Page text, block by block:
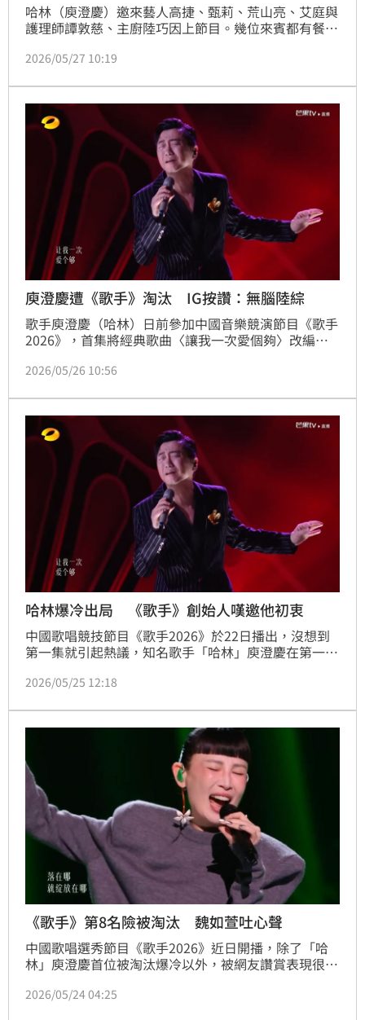
哈林（庾澄慶）邀來藝人高捷、甄莉、荒山亮、艾庭與
護理師譚敦慈、主廚陸巧因上節目。幾位來賓都有餐飲
果？」，過程中只有艾庭選了「○」，哈林看了笑說
2026/05/27 10:19
庾澄慶遭《歌手》淘汰 IG按讚：無腦陸綜
歌手庾澄慶（哈林）日前參加中國音樂競演節目《歌手
2026》，首集將經典歌曲〈讓我一次愛個夠〉改編成
遭淘汰的歌手，引發不少歌迷替他抱不平。沒想到，近
2026/05/26 10:56
哈林爆冷出局 《歌手》創始人嘆邀他初衷
中國歌唱競技節目《歌手2026》於22日播出，沒想到
第一集就引起熱議，知名歌手「哈林」庾澄慶在第一期
演、創始人洪濤表示，「請哈林哥是來豎旗的，來說薑
2026/05/25 12:18
《歌手》第8名險被淘汰 魏如萱吐心聲
中國歌唱選秀節目《歌手2026》近日開播，除了「哈
林」庾澄慶首位被淘汰爆冷以外，被網友讚賞表現很穩
差點被淘汰。對此，魏如萱分享心聲，「有些歌，本來
2026/05/24 04:25